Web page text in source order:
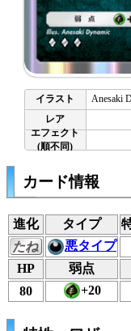
Anesaki
カード情報
進化 タイプ
たね
悪タイプ
HP
弱点
80
+20